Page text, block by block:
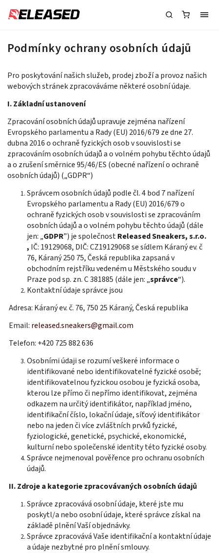
Podmínky ochrany osobních údajů
Pro poskytování našich služeb, prodej zboží a provoz našich
webových stránek zpracováváme některé osobní údaje.
I. Základní ustanovení
Zpracování osobních údajů upravuje zejména nařízení
Evropského parlamentu a Rady (EU) 2016/679 ze dne 27.
dubna 2016 o ochraně fyzických osob v souvislosti se
zpracováním osobních údajů a o volném pohybu těchto údajů
a o zrušení směrnice 95/46/ES (obecné nařízení o ochraně
osobních údajů) („GDPR“)
Správcem osobních údajů podle čl. 4 bod 7 nařízení
Evropského parlamentu a Rady (EU) 2016/679 o
ochraně fyzických osob v souvislosti se zpracováním
osobních údajů a o volném pohybu těchto údajů (dále
jen: „GDPR”) je společnostReleased Sneakers, s.r.o.
, IČ: 19129068, DIČ: CZ19129068se sídlem Káraný ev. č
76, Káraný 250 75, Česká republika zapsaná v
obchodním rejstříku vedeném u Městského soudu v
Praze pod sp. zn. C 381885 (dále jen: „správce“).
Kontaktní údaje správce jsou
Adresa: Káraný ev. č. 76, 750 25 Káraný, Česká republika
Email: released.sneakers@gmail.com
Telefon: +420 725 882 636
Osobními údaji se rozumí veškeré informace o
identifikované nebo identifikovatelné fyzické osobě;
identifikovatelnou fyzickou osobou je fyzická osoba,
kterou lze přímo či nepřímo identifikovat, zejména
odkazem na určitý identifikátor, například jméno,
identifikační číslo, lokační údaje, síťový identifikátor
nebo na jeden či více zvláštních prvků fyzické,
fyziologické, genetické, psychické, ekonomické,
kulturní nebo společenské identity této fyzické osoby.
Správce nejmenoval pověřence pro ochranu osobních
údajů.
II. Zdroje a kategorie zpracovávaných osobních údajů
Správce zpracovává osobní údaje, které jste mu
poskytl/a nebo osobní údaje, které správce získal na
základě plnění Vaší objednávky.
Správce zpracovává Vaše identifikační a kontaktní údaje
a údaje nezbytné pro plnění smlouvy.